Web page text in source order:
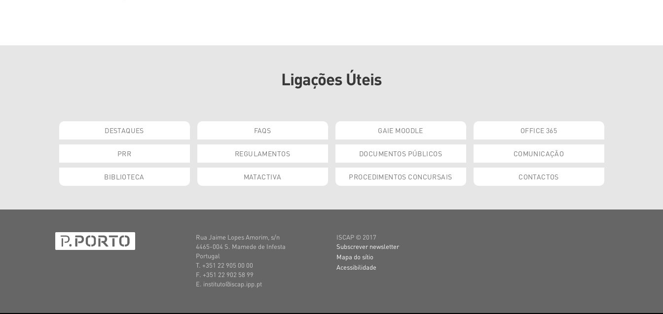
Ligações Úteis
DESTAQUES FAQS GAIE MOODLE OFFICE 365
PRR REGULAMENTOS DOCUMENTOS PÚBLICOS COMUNICAÇÃO
BIBLIOTECA MATACTIVA PROCEDIMENTOS CONCURSAIS CONTACTOS
Rua Jaime Lopes Amorim, s/n
4465-004 S. Mamede de Infesta
Portugal
T. +351 22 905 00 00
F. +351 22 902 58 99
E. instituto@iscap.ipp.pt
ISCAP © 2017
Subscrever newsletter
Mapa do sítio
Acessibilidade